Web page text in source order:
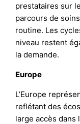
prestataires sur
parcours de
routine. Les
niveau restent
la demande.
Europe
L’Europe
reflétant des
large accès